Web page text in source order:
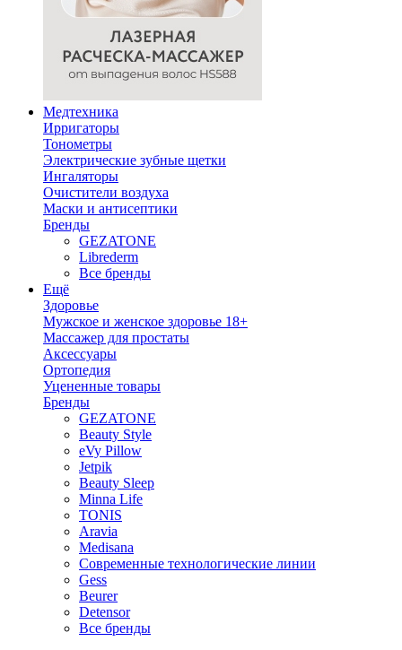
Медтехника
Ирригаторы
Тонометры
Электрические зубные щетки
Ингаляторы
Очистители воздуха
Маски и антисептики
Бренды
GEZATONE
Librederm
Все бренды
Ещё
Здоровье
Мужское и женское здоровье 18+
Массажер для простаты
Аксессуары
Ортопедия
Уцененные товары
Бренды
GEZATONE
Beauty Style
eVy Pillow
Jetpik
Beauty Sleep
Minna Life
TONIS
Aravia
Medisana
Современные технологические линии
Gess
Beurer
Detensor
Все бренды